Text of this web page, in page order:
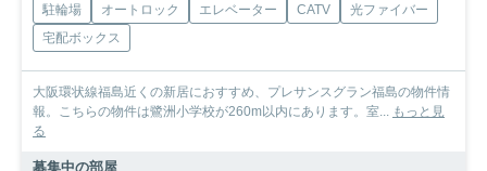
駐輪場 オートロック エレベーター CATV
光ファイバー
宅配ボックス
大阪環状線福島近くの新居におすすめ、プレサンスグラン福島の物件情
報。こちらの物件は鷺洲小学校が260m以内にあります。室...
もっと見
る
募集中の部屋